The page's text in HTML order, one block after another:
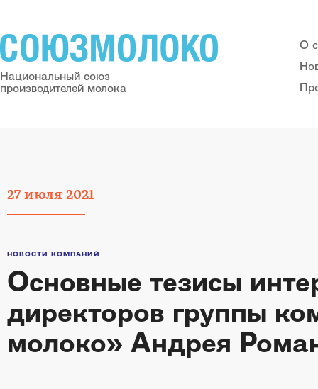
Национальный союз
производителей молока
О
27июля 2021
НОВОСТИ КОМПАНИЙ
Основные тезисы
директоров группы
молоко» Андрея